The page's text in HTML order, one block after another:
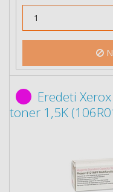
Eredeti
toner 1,5K